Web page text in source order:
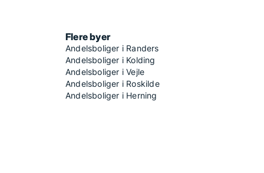
Flere byer
Andelsboliger i Randers
Andelsboliger i Kolding
Andelsboliger i Vejle
Andelsboliger i Roskilde
Andelsboliger i Herning